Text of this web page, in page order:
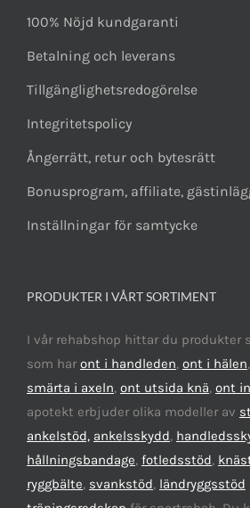
100% Nöjd kundgaranti
Betalning och leverans
Tillgänglighetsredogörelse
Integritetspolicy
Ångerrätt, retur och bytesrätt
Bonusprogram, affiliate,
Inställningar för samtycke
PRODUKTER I VÅRT SORTIMENT
I vår rehabshop hittar du produkter
som haront i handleden, ont i hälen,
smärta i axeln, ont utsida knä, ont
apotekt erbjuder olika modeller av
ankelstöd, ankelsskydd,
hållningsbandage, fotledsstöd,
ryggbälte, svankstöd, ländryggsstöd